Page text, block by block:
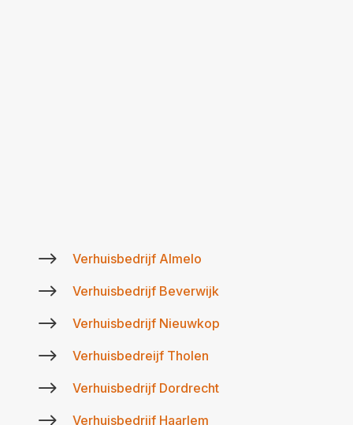
$ Verhuisbedrijf Almelo
$ Verhuisbedrijf Beverwijk
$ Verhuisbedrijf Nieuwkop
$ Verhuisbedreijf Tholen
$ Verhuisbedrijf Dordrecht
Verhuisbedrijf Haarlem